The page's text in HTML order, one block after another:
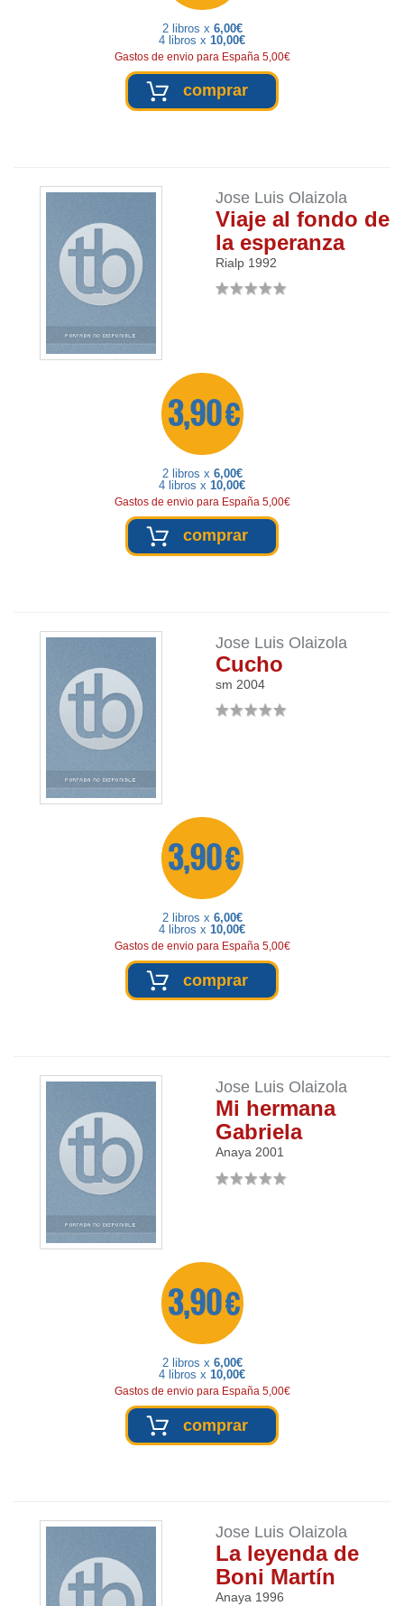
2 libros x 6,00€
4 libros x 10,00€
Gastos de envio para España 5,00€
comprar
Jose Luis Olaizola
Viaje al fondo de
la esperanza
Rialp 1992
3,90 €
2 libros x 6,00€
4 libros x 10,00€
Gastos de envio para España 5,00€
comprar
Jose Luis Olaizola
Cucho
sm 2004
3,90 €
2 libros x 6,00€
4 libros x 10,00€
Gastos de envio para España 5,00€
comprar
Jose Luis Olaizola
Mi hermana
Gabriela
Anaya 2001
3,90 €
2 libros x 6,00€
4 libros x 10,00€
Gastos de envio para España 5,00€
comprar
Jose Luis Olaizola
La leyenda de
Boni Martín
Anaya 1996